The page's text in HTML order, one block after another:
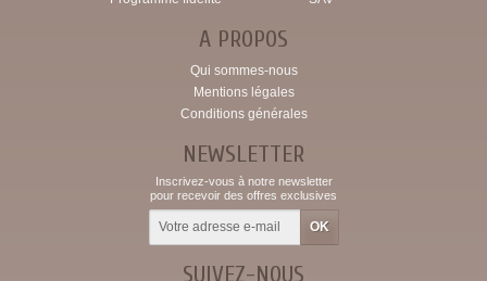
A PROPOS
Qui sommes-nous
Mentions légales
Conditions générales
NEWSLETTER
Inscrivez-vous à notre newsletter
pour recevoir des offres exclusives
SUIVEZ-NOUS